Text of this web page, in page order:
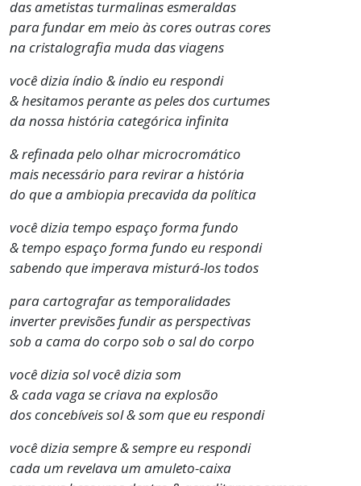
das ametistas turmalinas esmeraldas
para fundar em meio às cores outras cores
na cristalografia muda das viagens
você dizia índio & índio eu respondi
& hesitamos perante as peles dos curtumes
da nossa história categórica infinita
& refinada pelo olhar microcromático
mais necessário para revirar a história
do que a ambiopia precavida da política
você dizia tempo espaço forma fundo
& tempo espaço forma fundo eu respondi
sabendo que imperava misturá-los todos
para cartografar as temporalidades
inverter previsões fundir as perspectivas
sob a cama do corpo sob o sal do corpo
você dizia sol você dizia som
& cada vaga se criava na explosão
dos concebíveis sol & som que eu respondi
você dizia sempre & sempre eu respondi
cada um revelava um amuleto-caixa